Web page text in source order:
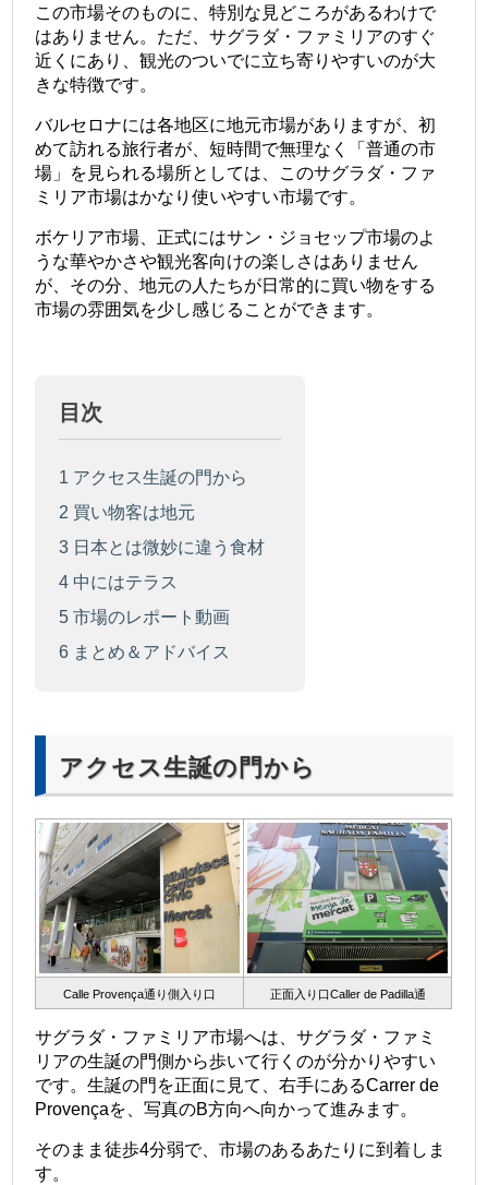
この市場そのものに、特別な見どころがあるわけで
はありません。ただ、サグラダ・ファミリアのすぐ
近くにあり、観光のついでに立ち寄りやすいのが大
きな特徴です。
バルセロナには各地区に地元市場がありますが、初
めて訪れる旅行者が、短時間で無理なく「普通の市
場」を見られる場所としては、このサグラダ・ファ
ミリア市場はかなり使いやすい市場です。
ボケリア市場、正式にはサン・ジョセップ市場のよ
うな華やかさや観光客向けの楽しさはありません
が、その分、地元の人たちが日常的に買い物をする
市場の雰囲気を少し感じることができます。
目次
1 アクセス生誕の門から
2 買い物客は地元
3 日本とは微妙に違う食材
4 中にはテラス
5 市場のレポート動画
6 まとめ＆アドバイス
アクセス生誕の門から
Calle Provença通り側入り口 正面入り口Caller de Padilla通
サグラダ・ファミリア市場へは、サグラダ・ファミ
リアの生誕の門側から歩いて行くのが分かりやすい
です。生誕の門を正面に見て、右手にあるCarrer de
Provençaを、写真のB方向へ向かって進みます。
そのまま徒歩4分弱で、市場のあるあたりに到着しま
す。